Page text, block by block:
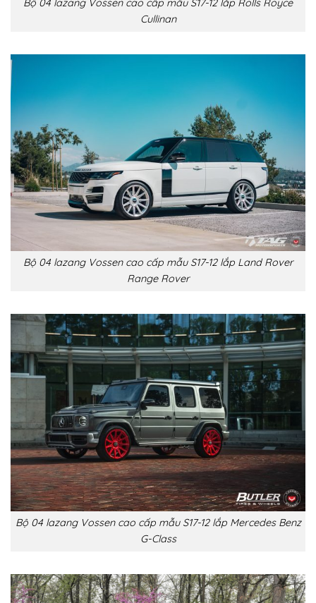
Bộ 04 lazang Vossen cao cấp mẫu S17-12 lắp Rolls Royce
Cullinan
Bộ 04 lazang Vossen cao cấp mẫu S17-12 lắp Land Rover
Range Rover
Bộ 04 lazang Vossen cao cấp mẫu S17-12 lắp Mercedes Benz
G-Class